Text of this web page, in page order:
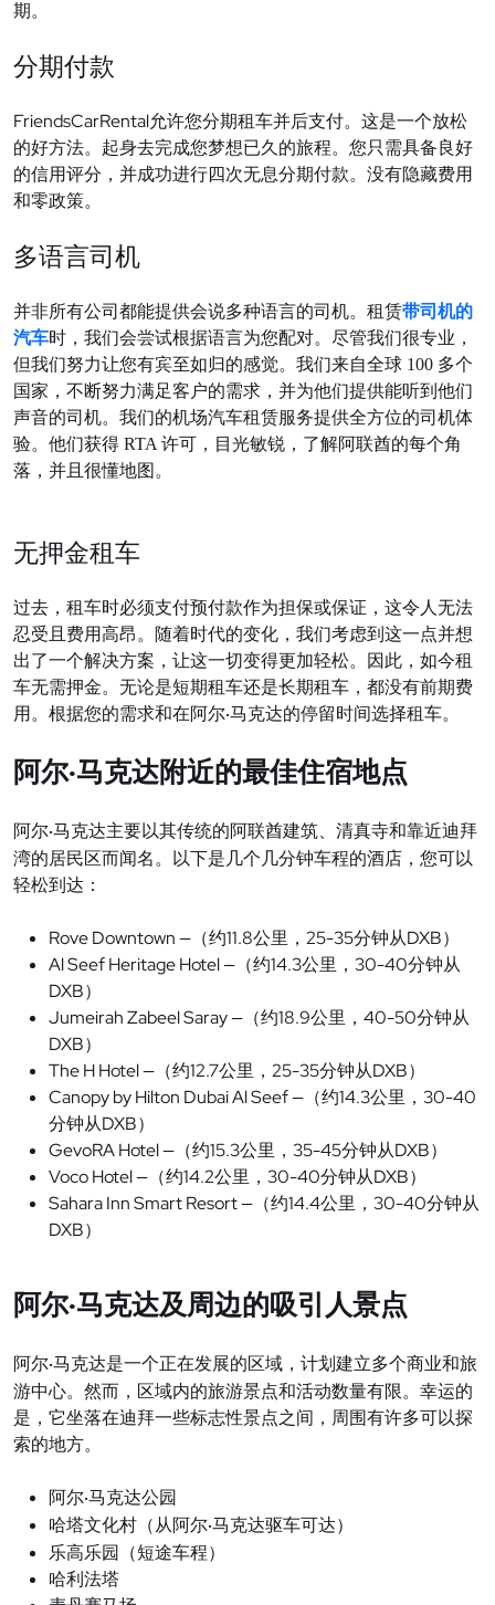
期。
分期付款
FriendsCarRental允许您分期租车并后支付。这是一个放松
的好方法。起身去完成您梦想已久的旅程。您只需具备良好
的信用评分，并成功进行四次无息分期付款。没有隐藏费用
和零政策。
多语言司机
并非所有公司都能提供会说多种语言的司机。租赁带司机的
汽车时 ，我们会尝试根据语言为您配对。尽管我们很专业 ，
但我们努力让您有宾至如归的感觉。我们来自全球 100 多个
国家，不断努力满足客 户的需求，并为他们提供能听到他们
声音的司机。我们的机场汽车租赁服务提供全方位的司机体
验。他们获得 RTA 许可，目光敏锐 ，了解阿联酋的每个角
落，并且很懂地图 。
无押金租车
过去，租车时必须支付预付款作为担保或保证，这令人无法
忍受且费用高昂。随着时代的变化，我们考虑到这一点并想
出了一个解决方案，让这一切变得更加轻松。因此，如今租
车无需押金。无论是短期租车还是长期租车，都没有前期费
用。根据您的需求和在阿尔·马克达的停留时间选择租车。
阿尔·马克达附近的最佳住宿地点
阿尔·马克达主要以其传统的阿联酋建筑、清真寺和靠近迪拜
湾的居民区而闻名。以下是几个几分钟车程的酒店，您可以
轻松到达：
Rove Downtown — （约11.8公里， 25-35分钟从DXB）
Al Seef Heritage Hotel — （约14.3公里， 30-40分钟从
DXB）
Jumeirah Zabeel Saray — （约18.9公里， 40-50分钟从
DXB）
The H Hotel — （约12.7公里， 25-35分钟从DXB）
Canopy by Hilton Dubai Al Seef — （约14.3公里， 30-40
分钟从DXB）
GevoRA Hotel — （约15.3公里， 35-45分钟从DXB）
Voco Hotel — （约14.2公里， 30-40分钟从DXB）
Sahara Inn Smart Resort — （约14.4公里， 30-40分钟从
DXB）
阿尔·马克达及周边的吸引人景点
阿尔·马克达是一个正在发展的区域，计划建立多个商业和旅
游中心。然而，区域内的旅游景点和活动数量有限。幸运的
是，它坐落在迪拜一些标志性景点之间，周围有许多可以探
索的地方。
阿尔·马克达公园
哈塔文化村（从阿尔·马克达驱车可达）
乐高乐园（短途车程）
哈利法塔